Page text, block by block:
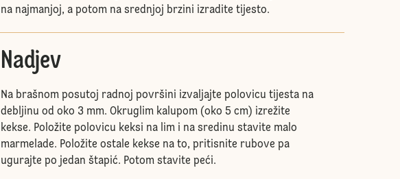
na najmanjoj, a potom na srednjoj brzini izradite tijesto.
Nadjev
Na brašnom posutoj radnoj površini izvaljajte polovicu tijesta na
debljinu od oko 3 mm. Okruglim kalupom (oko 5 cm) izrežite
kekse. Položite polovicu keksi na lim i na sredinu stavite malo
marmelade. Položite ostale kekse na to, pritisnite rubove pa
ugurajte po jedan štapić. Potom stavite peći.